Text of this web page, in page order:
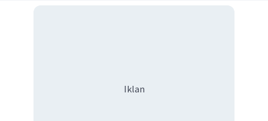
Iklan